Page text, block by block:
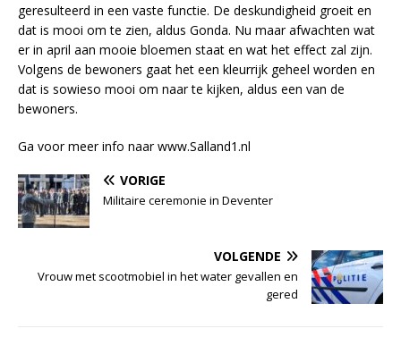
geresulteerd in een vaste functie. De deskundigheid groeit en
dat is mooi om te zien, aldus Gonda. Nu maar afwachten wat
er in april aan mooie bloemen staat en wat het effect zal zijn.
Volgens de bewoners gaat het een kleurrijk geheel worden en
dat is sowieso mooi om naar te kijken, aldus een van de
bewoners.
Ga voor meer info naar www.Salland1.nl
VORIGE
Militaire ceremonie in Deventer
VOLGENDE
Vrouw met scootmobiel in het water gevallen en
gered